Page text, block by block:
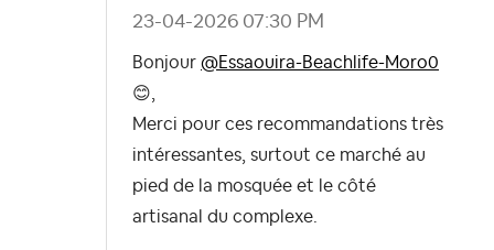
‎23-04-2026 07:30 PM
Bonjour @Essaouira-Beachlife-Moro0
😊,
Merci pour ces recommandations très
intéressantes, surtout ce marché au
pied de la mosquée et le côté
artisanal du complexe.